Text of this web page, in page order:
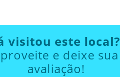
visitou este local?
e deixe sua
avaliação!